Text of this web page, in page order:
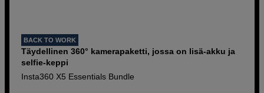
BACK TO WORK
Täydellinen 360° kamerapaketti, jossa on lisä-akku ja
selfie-keppi
Insta360 X5 Essentials Bundle